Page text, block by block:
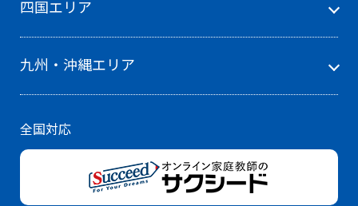
四国エリア
九州・沖縄エリア
全国対応